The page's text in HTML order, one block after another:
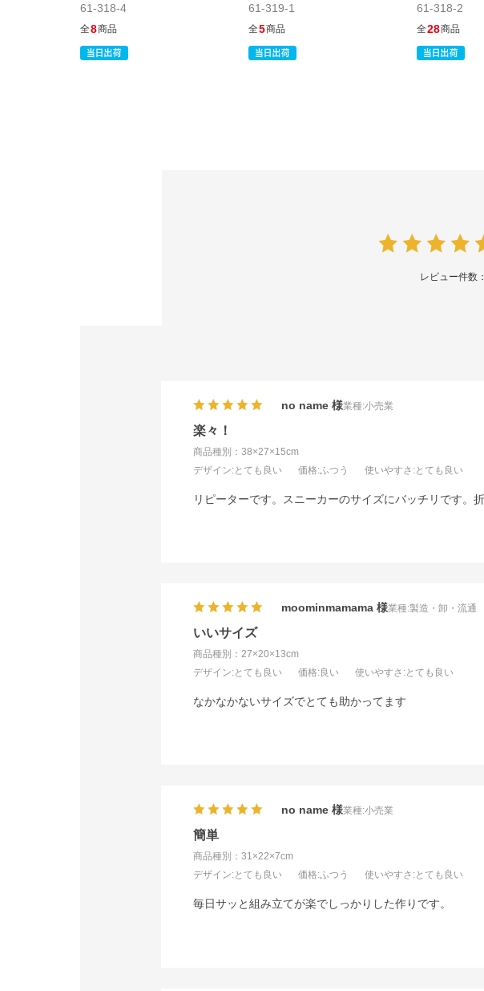
61-318-4
全8商品
61-319-1
全5商品
61-318-2
全28商品
レビュー件数：
楽々！
商品種別：38×27×15cm
デザイン:とても良い 価格:ふつう 使いやすさ :とても良い
no name 業種:小売業
リピーターです。スニーカーのサイズにバッチリです。
いいサイズ
商品種別：27×20×13cm
デザイン:とても良い 価格:良い 使いやすさ :とても良い
moominmamama 業種:製造・卸・流通
なかなかないサイズでとても助かってます
簡単
商品種別：31×22×7cm
デザイン:とても良い 価格:ふつう 使いやすさ :とても良い
no name 業種:小売業
毎日サッと組み立てが楽でしっかりした作りです。